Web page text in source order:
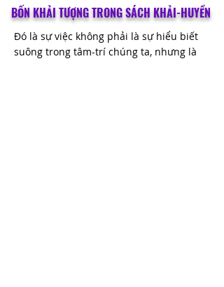
BỐN KHẢI TƯỢNG TRONG SÁCH KHẢI-HUYỀN
Đó là sự việc không phải là sự hiểu biết
suông trong tâm-trí chúng ta, nhưng là